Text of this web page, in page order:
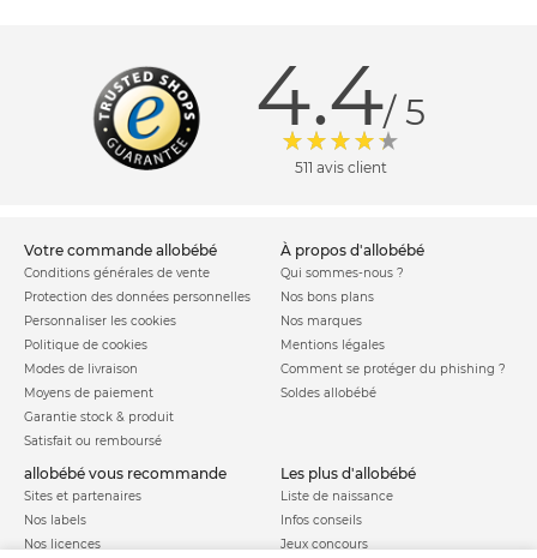
4.4/ 5
511 avis client
votre commande allobébé
Conditions générales de vente
Protection des données personnelles
Personnaliser les cookies
Politique de cookies
Modes de livraison
Moyens de paiement
Garantie stock & produit
Satisfait ou remboursé
à propos d'allobébé
Qui sommes-nous ?
Nos bons plans
Nos marques
Mentions légales
Comment se protéger du phishing ?
Soldes allobébé
allobébé vous recommande
Sites et partenaires
Nos labels
Nos licences
les plus d'allobébé
Liste de naissance
Infos conseils
Jeux concours